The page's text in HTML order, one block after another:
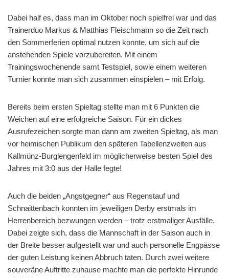
Dabei half es, dass man im Oktober noch spielfrei war und das
Trainerduo Markus & Matthias Fleischmann so die Zeit nach
den Sommerferien optimal nutzen konnte, um sich auf die
anstehenden Spiele vorzubereiten. Mit einem
Trainingswochenende samt Testspiel, sowie einem weiteren
Turnier konnte man sich zusammen einspielen – mit Erfolg.
Bereits beim ersten Spieltag stellte man mit 6 Punkten die
Weichen auf eine erfolgreiche Saison. Für ein dickes
Ausrufezeichen sorgte man dann am zweiten Spieltag, als man
vor heimischen Publikum den späteren Tabellenzweiten aus
Kallmünz-Burglengenfeld im möglicherweise besten Spiel des
Jahres mit 3:0 aus der Halle fegte!
Auch die beiden „Angstgegner“ aus Regenstauf und
Schnaittenbach konnten im jeweiligen Derby erstmals im
Herrenbereich bezwungen werden – trotz erstmaliger Ausfälle.
Dabei zeigte sich, dass die Mannschaft in der Saison auch in
der Breite besser aufgestellt war und auch personelle Engpässe
der guten Leistung keinen Abbruch taten. Durch zwei weitere
souveräne Auftritte zuhause machte man die perfekte Hinrunde